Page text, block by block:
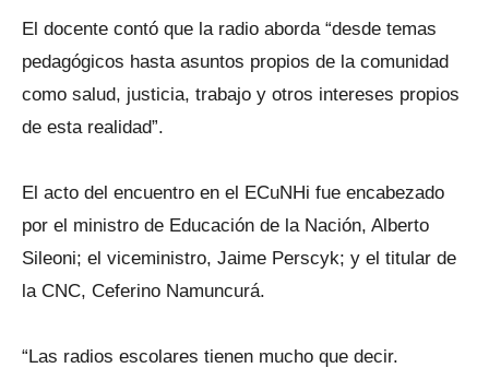
El docente contó que la radio aborda “desde temas
pedagógicos hasta asuntos propios de la comunidad
como salud, justicia, trabajo y otros intereses propios
de esta realidad”.
El acto del encuentro en el ECuNHi fue encabezado
por el ministro de Educación de la Nación, Alberto
Sileoni; el viceministro, Jaime Perscyk; y el titular de
la CNC, Ceferino Namuncurá.
“Las radios escolares tienen mucho que decir.